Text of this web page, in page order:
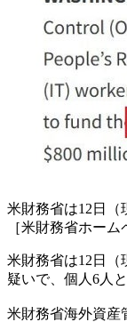
米財務省は12日（
［米財務省ホーム
米財務省は12日
疑いで、個人6人
米財務省海外資産